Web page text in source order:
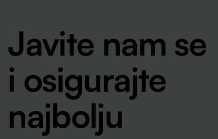
Javite nam se
i osigurajte
najbolju